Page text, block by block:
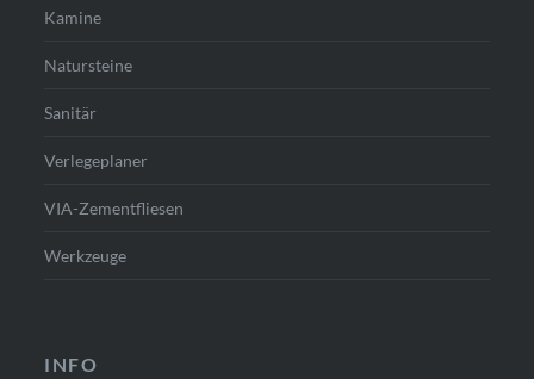
Kamine
Natursteine
Sanitär
Verlegeplaner
VIA-Zementfliesen
Werkzeuge
INFO